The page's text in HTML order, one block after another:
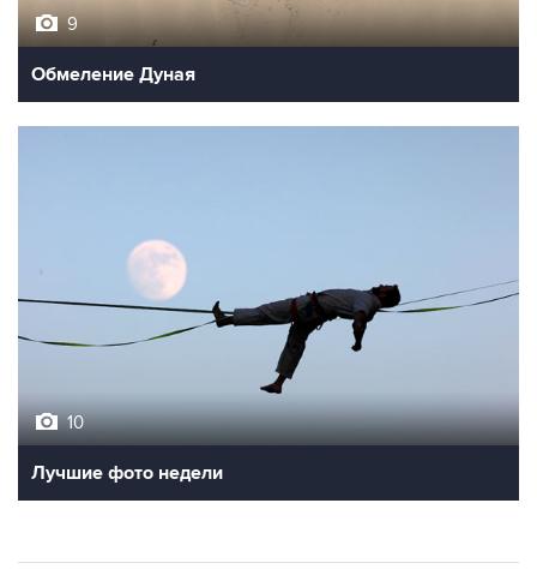
9
Обмеление Дуная
10
Лучшие фото недели